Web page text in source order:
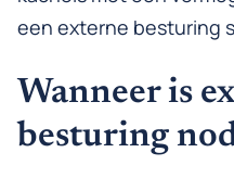
een externe besturing
Wanneer is
besturing